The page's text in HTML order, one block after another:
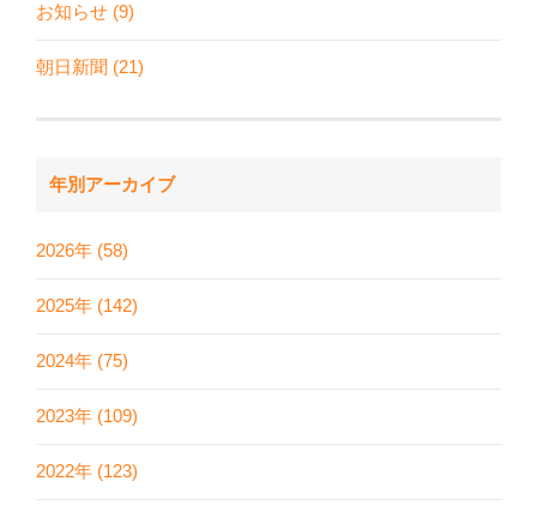
お知らせ (9)
朝日新聞 (21)
年別アーカイブ
2026年 (58)
2025年 (142)
2024年 (75)
2023年 (109)
2022年 (123)